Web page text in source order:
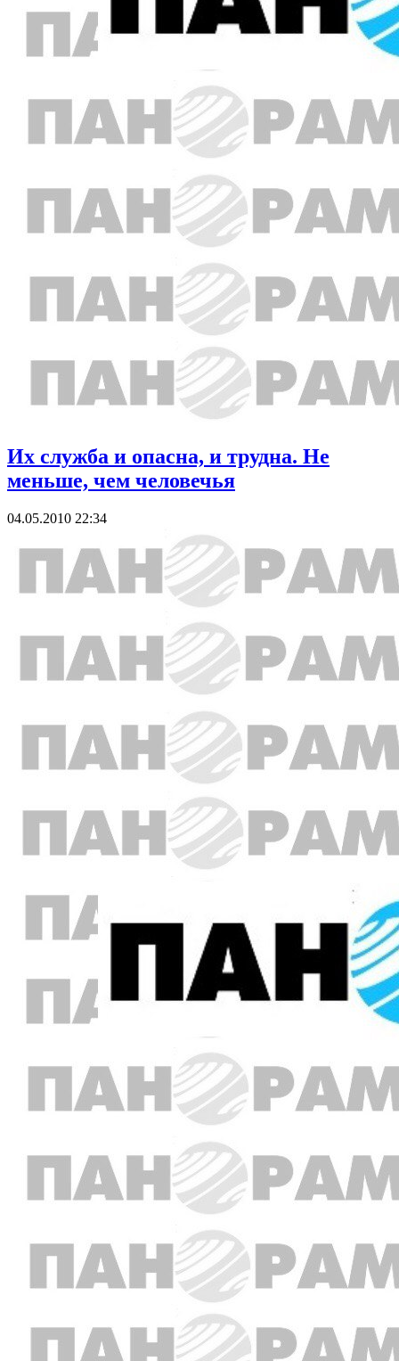
Их служба и опасна, и трудна. Не
меньше, чем человечья
04.05.2010 22:34